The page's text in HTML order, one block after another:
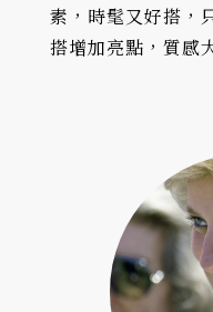
素，時髦又好搭，
搭增加亮點，質感